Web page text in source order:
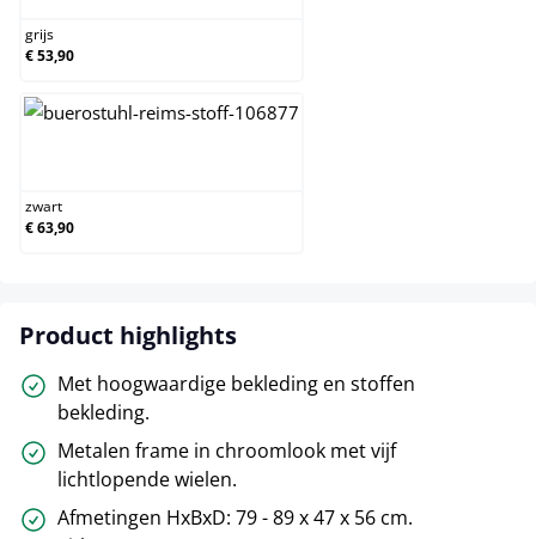
grijs
€ 53,90
zwart
€ 63,90
Product highlights
Met hoogwaardige bekleding en stoffen
bekleding.
Metalen frame in chroomlook met vijf
lichtlopende wielen.
Afmetingen HxBxD: 79 - 89 x 47 x 56 cm.